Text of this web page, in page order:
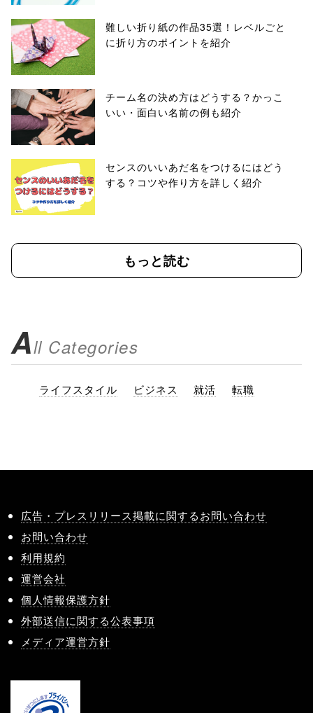
難しい折り紙の作品35選！レベルごと
に折り方のポイントを紹介
チーム名の決め方はどうする？かっこ
いい・面白い名前の例も紹介
センスのいいあだ名をつけるにはどう
する？コツや作り方を詳しく紹介
もっと読む
All Categories
ライフスタイル ビジネス 就活 転職
広告・プレスリリース掲載に関するお問い合わせ
お問い合わせ
利用規約
運営会社
個人情報保護方針
外部送信に関する公表事項
メディア運営方針